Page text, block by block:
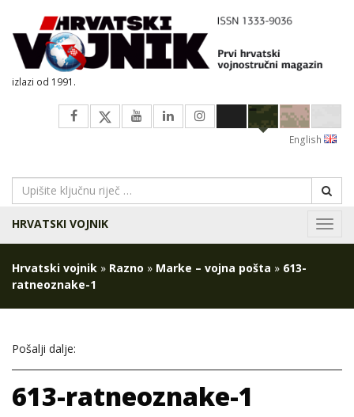
izlazi od 1991.
English
HRVATSKI VOJNIK
Hrvatski vojnik » Razno » Marke – vojna pošta » 613-
ratneoznake-1
Pošalji dalje:
613-ratneoznake-1